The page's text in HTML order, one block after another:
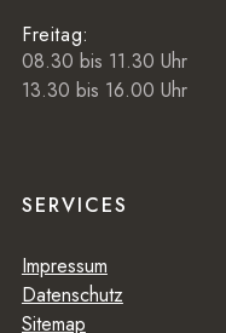
Freitag:
08.30 bis 11.30 Uhr
13.30 bis 16.00 Uhr
SERVICES
Impressum
Datenschutz
Sitemap